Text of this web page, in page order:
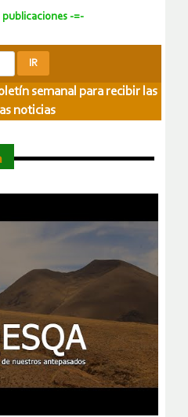
publicaciones -=-
semanal para recibir las
noticias